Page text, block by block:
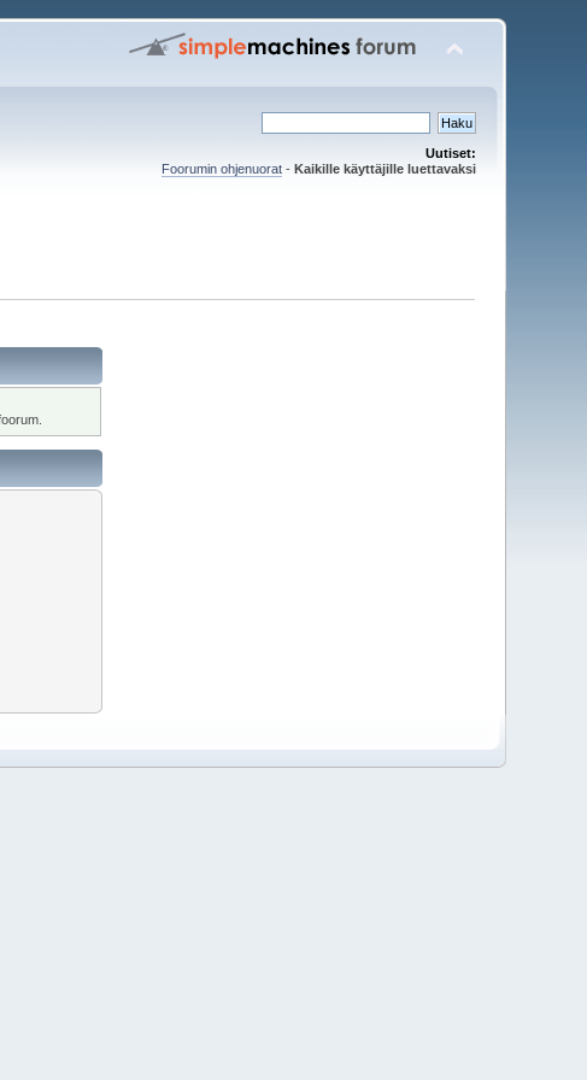
Uutiset:
Foorumin ohjenuorat- Kaikille käyttäjille luettavaksi